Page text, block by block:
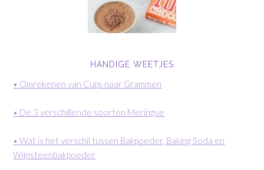
HANDIGE WEETJES
• Omrekenen van Cups naar Grammen
• De 3 verschillende soorten Meringue
• Wat is het verschil tussen Bakpoeder, Baking Soda en
Wijnsteenbakpoeder